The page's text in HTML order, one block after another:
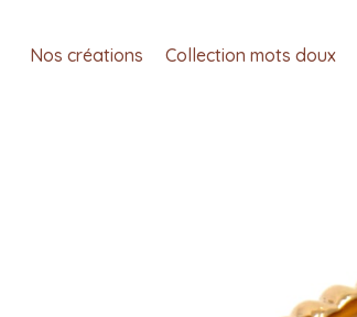
Nos créations Collection mots doux